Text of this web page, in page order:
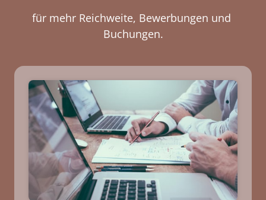
für mehr Reichweite, Bewerbungen und
Buchungen.